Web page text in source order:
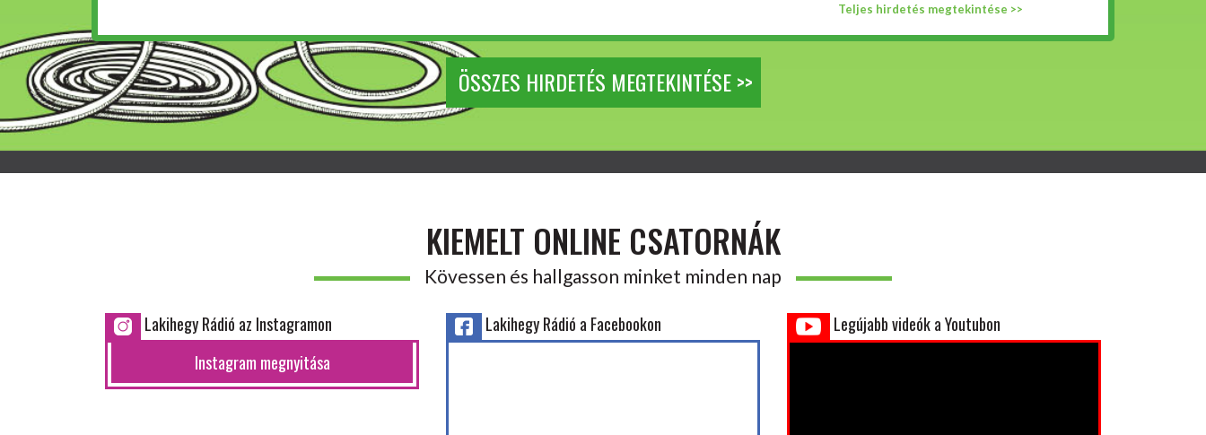
Teljes hirdetés megtekintése >>
ÖSSZES HIRDETÉS MEGTEKINTÉSE >>
KIEMELT ONLINE CSATORNÁK
Kövessen és hallgasson minket minden nap
Lakihegy Rádió az Instagramon
Instagram megnyitása
Lakihegy Rádió a Facebookon Legújabb videók a Youtubon